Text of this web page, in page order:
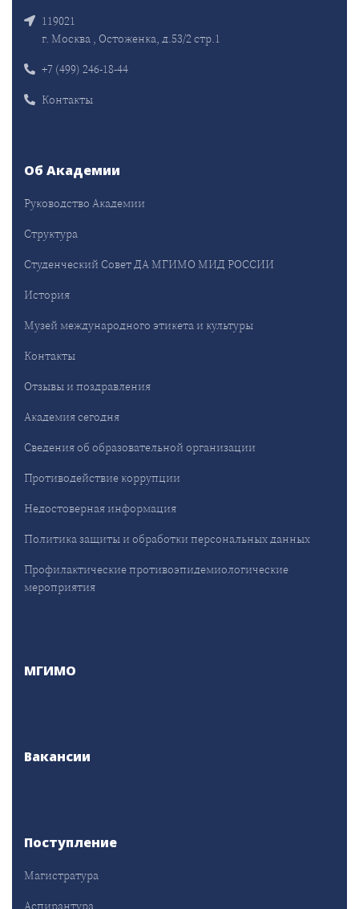
119021
г. Москва , Остоженка, д.53/2 стр.1
+7 (499) 246-18-44
Контакты
Об Академии
Руководство Академии
Структура
Студенческий Совет ДА МГИМО МИД РОССИИ
История
Музей международного этикета и культуры
Контакты
Отзывы и поздравления
Академия сегодня
Сведения об образовательной организации
Противодействие коррупции
Недостоверная информация
Политика защиты и обработки персональных данных
Профилактические противоэпидемиологические
мероприятия
МГИМО
Вакансии
Поступление
Магистратура
Аспирантура